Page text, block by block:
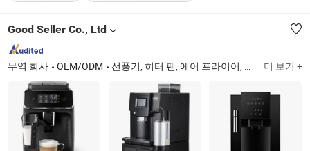
Good Seller Co., Ltd
무역 회사 OEM/ODM 선풍기, 히터 팬, 에어 프라이어, 토스터, 밥솥, 진공 청소기, 커피 머신, 헤어드레싱 기기, 전기 칫솔, 스팀 다리미 더 보기 +